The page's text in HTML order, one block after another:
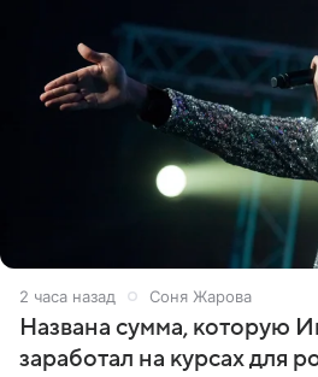
2 часа назад Соня Жарова
Названа сумма, которую
заработал на курсах для